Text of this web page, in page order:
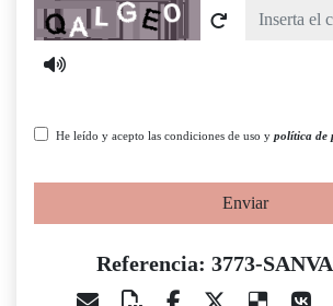
Captcha
He leído y acepto las condiciones de uso y política de
Enviar
Referencia: 3773-